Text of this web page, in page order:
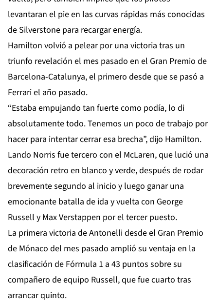
levantaran el pie en las curvas rápidas más conocidas
de Silverstone para recargar energía.
Hamilton volvió a pelear por una victoria tras un
triunfo revelación el mes pasado en el Gran Premio de
Barcelona-Catalunya, el primero desde que se pasó a
Ferrari el año pasado.
“Estaba empujando tan fuerte como podía, lo di
absolutamente todo. Tenemos un poco de trabajo por
hacer para intentar cerrar esa brecha”, dijo Hamilton.
Lando Norris fue tercero con el McLaren, que lució una
decoración retro en blanco y verde, después de rodar
brevemente segundo al inicio y luego ganar una
emocionante batalla de ida y vuelta con George
Russell y Max Verstappen por el tercer puesto.
La primera victoria de Antonelli desde el Gran Premio
de Mónaco del mes pasado amplió su ventaja en la
clasificación de Fórmula 1 a 43 puntos sobre su
compañero de equipo Russell, que fue cuarto tras
arrancar quinto.